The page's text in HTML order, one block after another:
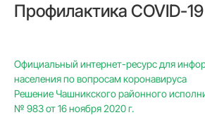
Профилактика COVID-19
Официальный интернет-ресурс для
населения по вопросам коронавируса
Решение Чашникского районного
№ 983 от 16 ноября 2020 г.